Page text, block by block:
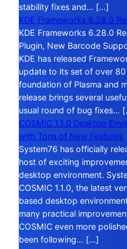
stability fixes and… […]
KDE Frameworks 6.28.0
KDE Frameworks 6.28.0
Plugin, New Barcode
KDE has released
update to its set of over
foundation of Plasma and
release brings several
usual round of bug fixes…
COSMIC 1.1.0 Desktop
with Tons of New Features
System76 has officially
host of exciting
desktop environment.
COSMIC 1.1.0, the latest
based desktop
many practical
COSMIC even more
been following… […]